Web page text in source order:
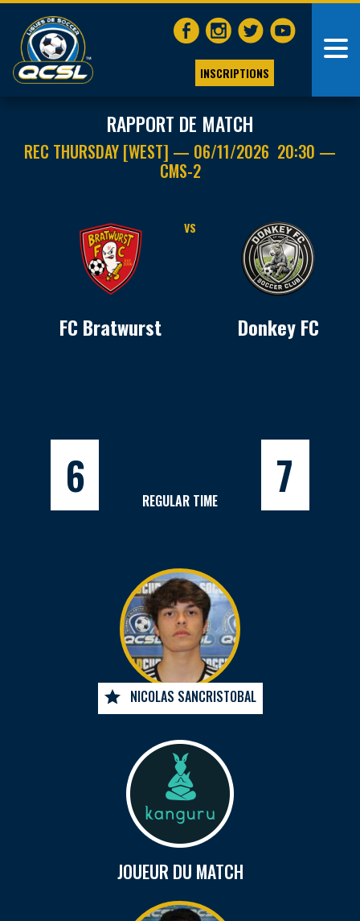
INSCRIPTIONS
RAPPORT DE MATCH
REC THURSDAY [WEST] — 06/11/2026 20:30 —
CMS-2
FC Bratwurst
VS
Donkey FC
6 REGULAR TIME 7
NICOLAS SANCRISTOBAL
JOUEUR DU MATCH